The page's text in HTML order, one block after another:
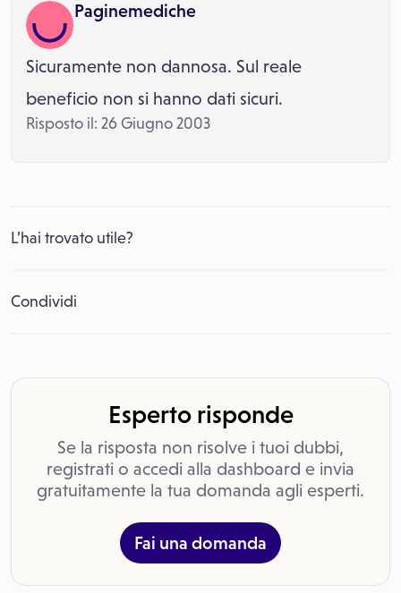
Paginemediche
Sicuramente non dannosa. Sul reale
beneficio non si hanno dati sicuri.
Risposto il: 26 Giugno 2003
L’hai trovato utile?
Condividi
Esperto risponde
Se la risposta non risolve i tuoi dubbi,
registrati o accedi alla dashboard e invia
gratuitamente la tua domanda agli esperti.
Fai una domanda